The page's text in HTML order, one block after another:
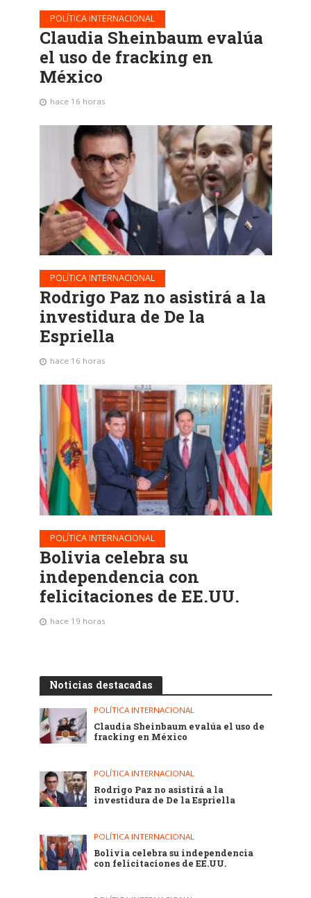
POLÍTICA INTERNACIONAL
Claudia Sheinbaum evalúa
el uso de fracking en
México
hace 16 horas
POLÍTICA INTERNACIONAL
Rodrigo Paz no asistirá a la
investidura de De la
Espriella
hace 16 horas
POLÍTICA INTERNACIONAL
Bolivia celebra su
independencia con
felicitaciones de EE.UU.
hace 19 horas
Noticias destacadas
POLÍTICA INTERNACIONAL
Claudia Sheinbaum evalúa el uso de
fracking en México
POLÍTICA INTERNACIONAL
Rodrigo Paz no asistirá a la
investidura de De la Espriella
POLÍTICA INTERNACIONAL
Bolivia celebra su independencia
con felicitaciones de EE.UU.